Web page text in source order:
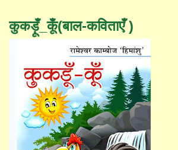
कुकड़ूँ_कूँ(बाल-कविताएँ )